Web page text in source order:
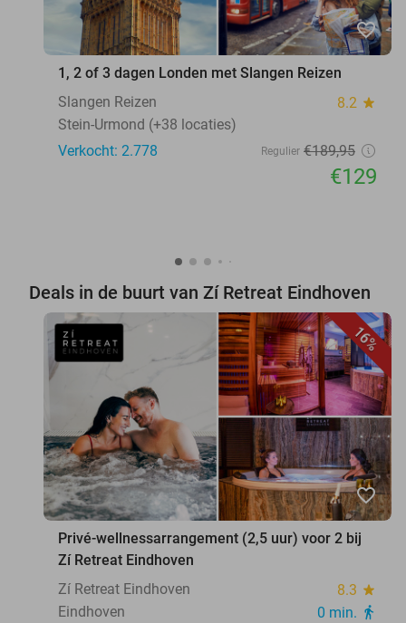
favorite_border
1, 2 of 3 dagen Londen met Slangen Reizen
Slangen Reizen
8.2 star
Stein-Urmond (+38 locaties)
Verkocht: 2.778
Regulier €189,95
€129
Deals in de buurt van Zí Retreat Eindhoven
16%
favorite_border
Privé-wellnessarrangement (2,5 uur) voor 2 bij
Zí Retreat Eindhoven
Zí Retreat Eindhoven
8.3 star
Eindhoven 0 min. directions_walk